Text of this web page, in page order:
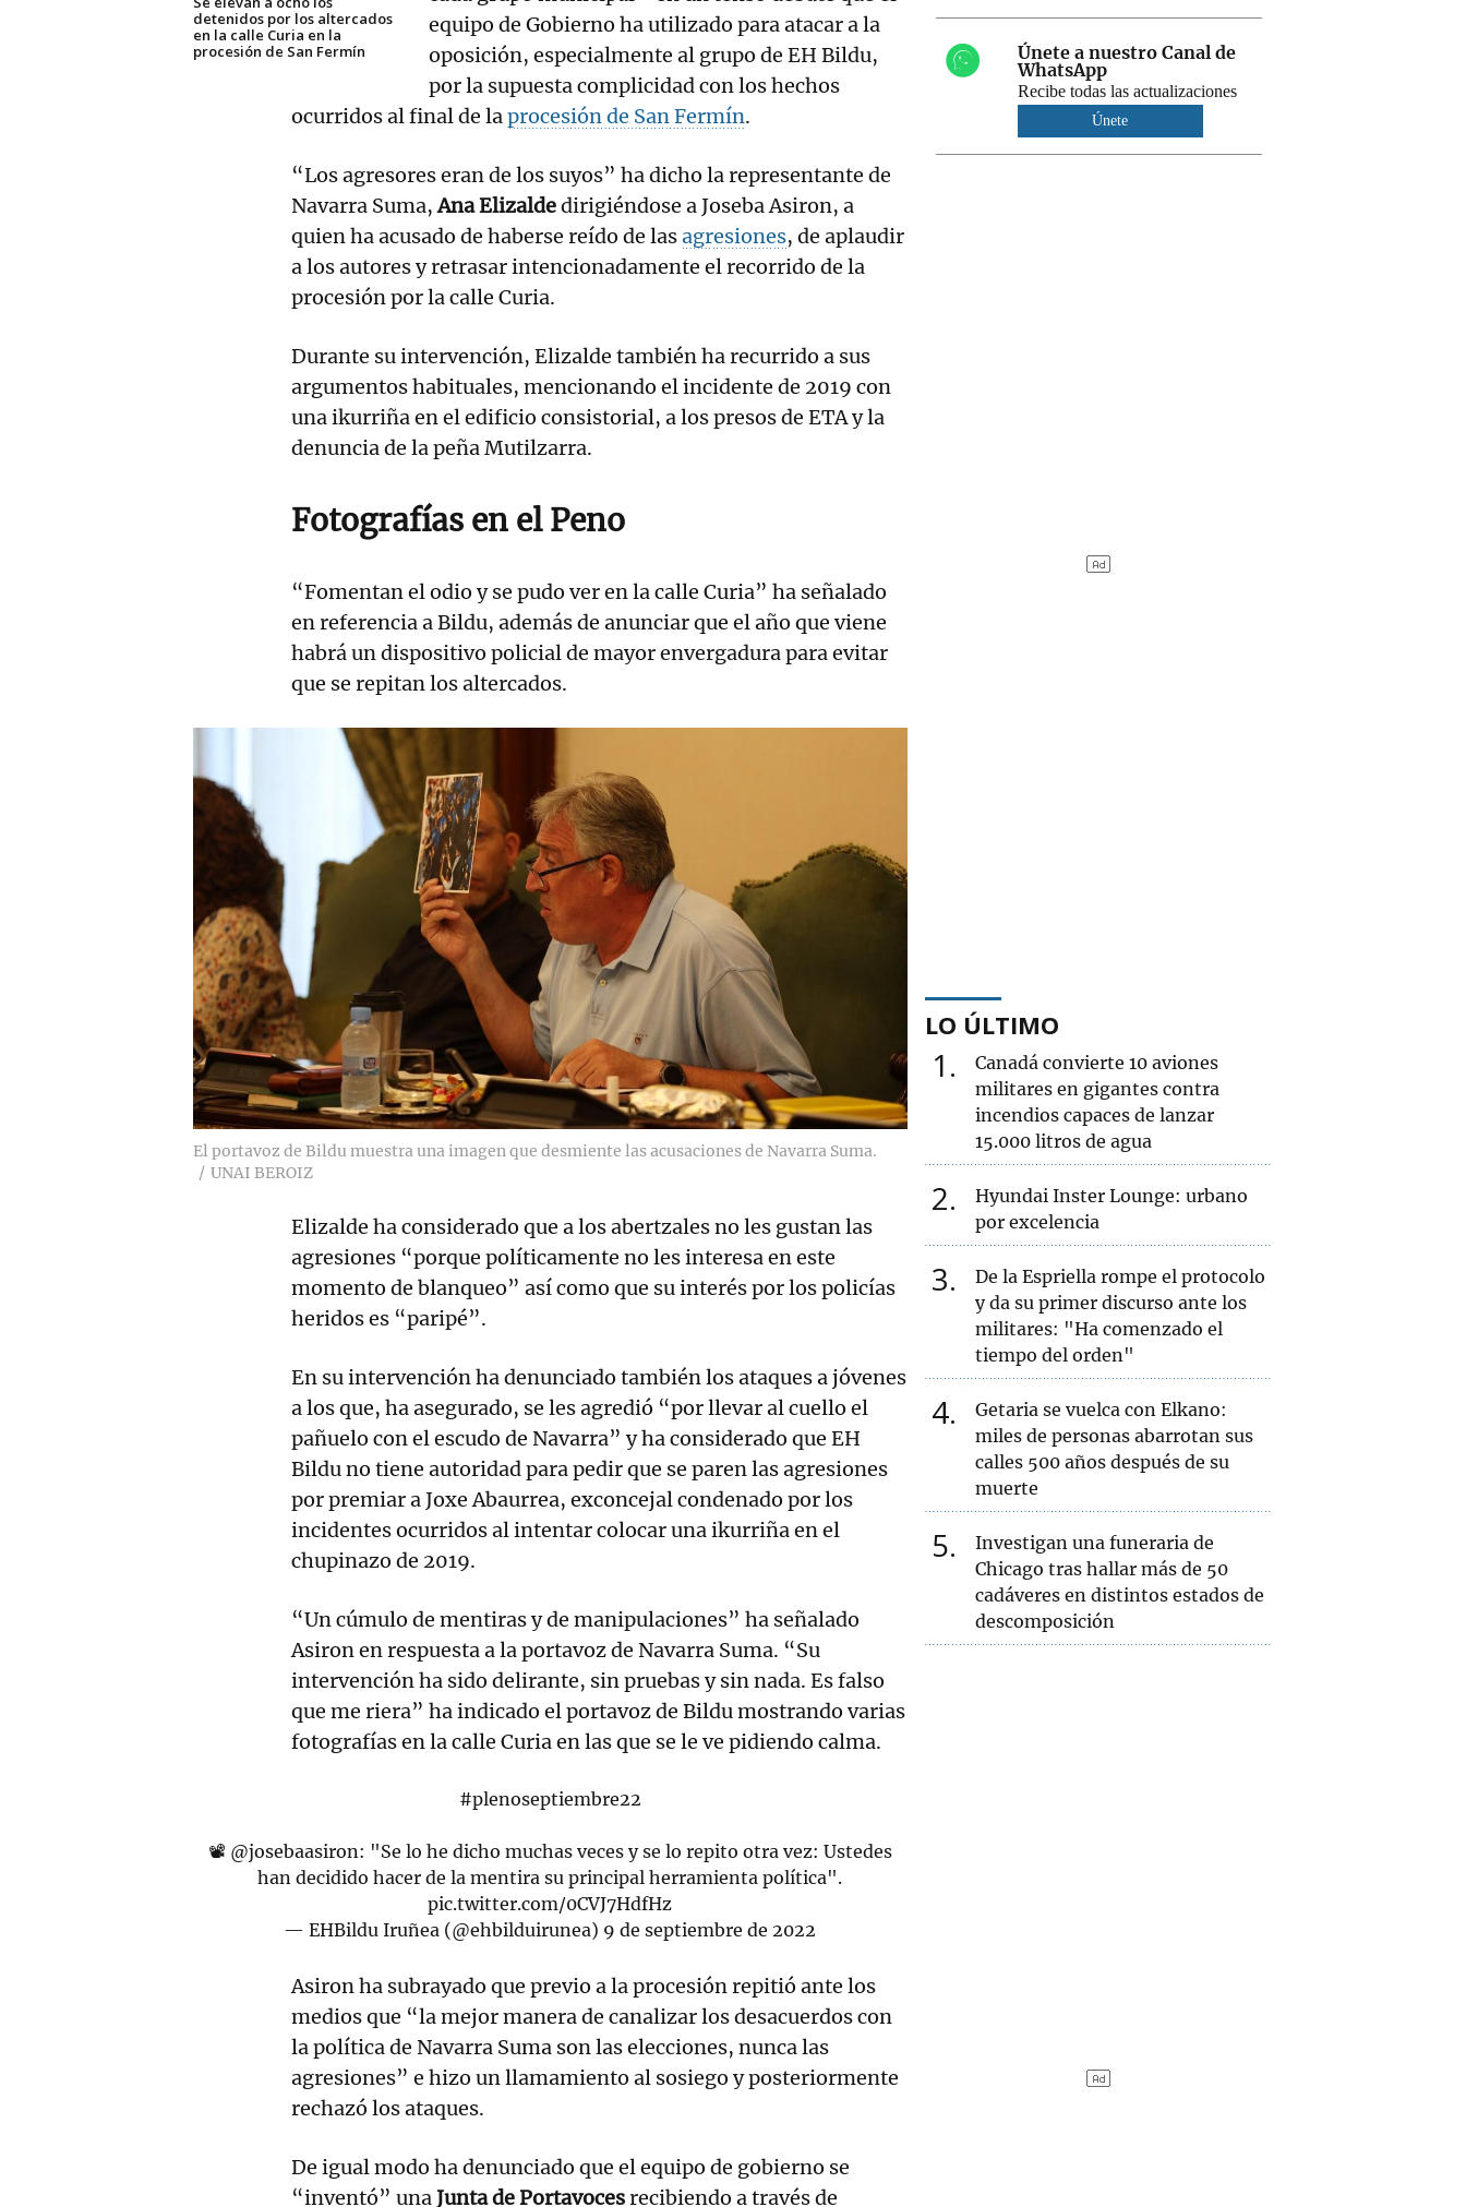
detenidos por los altercados
en la calle Curia en la
procesión de San Fermín
equipo de Gobierno ha utilizado para atacar a la
oposición, especialmente al grupo de EH Bildu,
por la supuesta complicidad con los hechos
ocurridos al final de laprocesión de San Fermín.
“Los agresores eran de los suyos” ha dicho la representante de
Navarra Suma,Ana Elizaldedirigiéndose a Joseba Asiron, a
quien ha acusado de haberse reído de lasagresiones, de aplaudir
a los autores y retrasar intencionadamente el recorrido de la
procesión por la calle Curia.
Durante su intervención, Elizalde también ha recurrido a sus
argumentos habituales, mencionando el incidente de 2019 con
una ikurriña en el edificio consistorial, a los presos de ETA y la
denuncia de la peña Mutilzarra.
Fotografías en el Peno
“Fomentan el odio y se pudo ver en la calle Curia” ha señalado
en referencia a Bildu, además de anunciar que el año que viene
habrá un dispositivo policial de mayor envergadura para evitar
que se repitan los altercados.
El portavoz de Bildu muestra una imagen que desmiente las acusaciones de Navarra Suma.
UNAI BEROIZ
Elizalde ha considerado que a los abertzales no les gustan las
agresiones “porque políticamente no les interesa en este
momento de blanqueo” así como que su interés por los policías
heridos es “paripé”.
En su intervención ha denunciado también los ataques a jóvenes
a los que, ha asegurado, se les agredió “por llevar al cuello el
pañuelo con el escudo de Navarra” y ha considerado que EH
Bildu no tiene autoridad para pedir que se paren las agresiones
por premiar a Joxe Abaurrea, exconcejal condenado por los
incidentes ocurridos al intentar colocar una ikurriña en el
chupinazo de 2019.
“Un cúmulo de mentiras y de manipulaciones” ha señalado
Asiron en respuesta a la portavoz de Navarra Suma. “Su
intervención ha sido delirante, sin pruebas y sin nada. Es falso
que me riera” ha indicado el portavoz de Bildu mostrando varias
fotografías en la calle Curia en las que se le ve pidiendo calma.
#plenoseptiembre22
📽️ @josebaasiron: "Se lo he dicho muchas veces y se lo repito otra vez: Ustedes
han decidido hacer de la mentira su principal herramienta política".
pic.twitter.com/0CVJ7HdfHz
— EHBildu Iruñea (@ehbilduirunea) 9 de septiembre de 2022
Asiron ha subrayado que previo a la procesión repitió ante los
medios que “la mejor manera de canalizar los desacuerdos con
la política de Navarra Suma son las elecciones, nunca las
agresiones” e hizo un llamamiento al sosiego y posteriormente
rechazó los ataques.
De igual modo ha denunciado que el equipo de gobierno se
“inventó” unaJunta de Portavocesrecibiendo a través de
Únete a nuestro Canal de
WhatsApp
Recibe todas las actualizaciones
Únete
LO ÚLTIMO
1
Canadá convierte 10 aviones
militares en gigantes contra
incendios capaces de lanzar
15.000 litros de agua
2
Hyundai Inster Lounge: urbano
por excelencia
3
De la Espriella rompe el protocolo
y da su primer discurso ante los
militares: "Ha comenzado el
tiempo del orden"
4
Getaria se vuelca con Elkano:
miles de personas abarrotan sus
calles 500 años después de su
muerte
5
Investigan una funeraria de
Chicago tras hallar más de 50
cadáveres en distintos estados de
descomposición